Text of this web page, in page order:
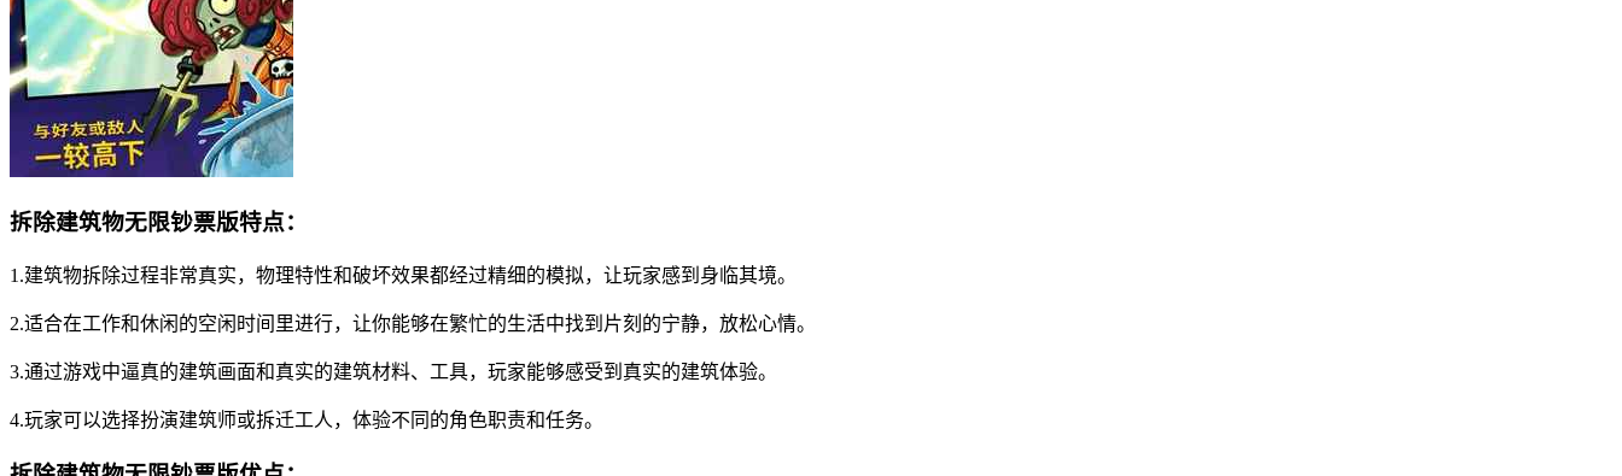
拆除建筑物无限钞票版特点：
1.建筑物拆除过程非常真实，物理特性和破坏效果都经过精细的模拟，让玩家感到身临其境。
2.适合在工作和休闲的空闲时间里进行，让你能够在繁忙的生活中找到片刻的宁静，放松心情。
3.通过游戏中逼真的建筑画面和真实的建筑材料、工具，玩家能够感受到真实的建筑体验。
4.玩家可以选择扮演建筑师或拆迁工人，体验不同的角色职责和任务。